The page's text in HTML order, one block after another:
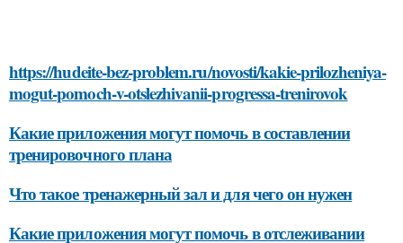
https://hudeite-bez-problem.ru/novosti/kakie-prilozheniya-
mogut-pomoch-v-otslezhivanii-progressa-trenirovok
Какие приложения могут помочь в составлении
тренировочного плана
Что такое тренажерный зал и для чего он нужен
Какие приложения могут помочь в отслеживании